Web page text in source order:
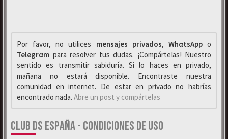
Por favor, no utilices mensajes privados, WhαtsAppo
Telegrαm para resolver tus dudas. ¡Compártelas! Nuestro
sentido es transmitir sabiduría. Si lo haces en privado,
mañana no estará disponible. Encontraste nuestra
comunidad en internet. De estar en privado no habrías
encontrado nada. Abre un post y compártelas
CLUB DS ESPAÑA - CONDICIONES DE USO